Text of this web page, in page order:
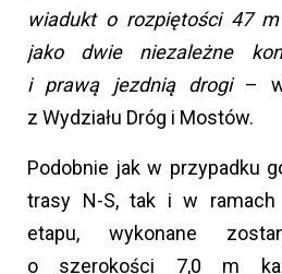
wiadukt o rozpiętości 47
jako dwie niezależne
i prawą jezdnią drogi–
z Wydziału Dróg i Mostów.
Podobnie jak w przypadku
trasy N-S, tak i w ramach
etapu, wykonane
o szerokości 7,0 m